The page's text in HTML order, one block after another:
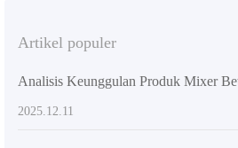
Artikel populer
2025.12.11